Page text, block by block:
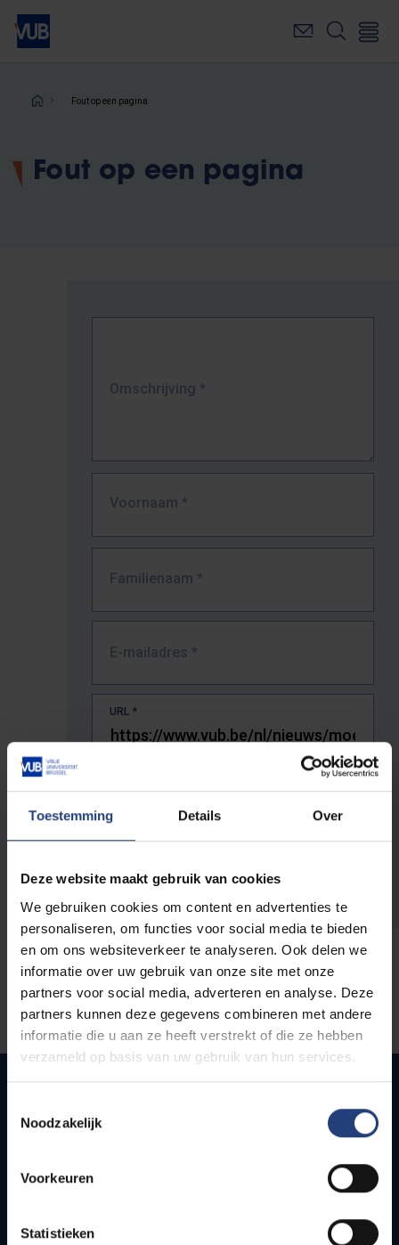
Toestemming Details Over
Deze website maakt gebruik van cookies
We gebruiken cookies om content en advertenties te
personaliseren, om functies voor social media te bieden
en om ons websiteverkeer te analyseren. Ook delen we
informatie over uw gebruik van onze site met onze
partners voor social media, adverteren en analyse. Deze
partners kunnen deze gegevens combineren met andere
informatie die u aan ze heeft verstrekt of die ze hebben
verzameld op basis van uw gebruik van hun services.
Noodzakelijk
Voorkeuren
Statistieken
Overslaan
naar
inhoudKruimelpad
Fout op een pagina
Fout op een pagina
Omschrijving *
Voornaam *
Familienaam *
E-mailadres *
URL *
De volledige URL van de pagina waar je de fout zag.
Snel naar
Bereikbaarheid